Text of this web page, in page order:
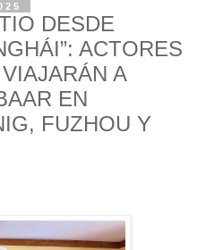
DESDE
ACTORES
A
EN
FUZHOU Y